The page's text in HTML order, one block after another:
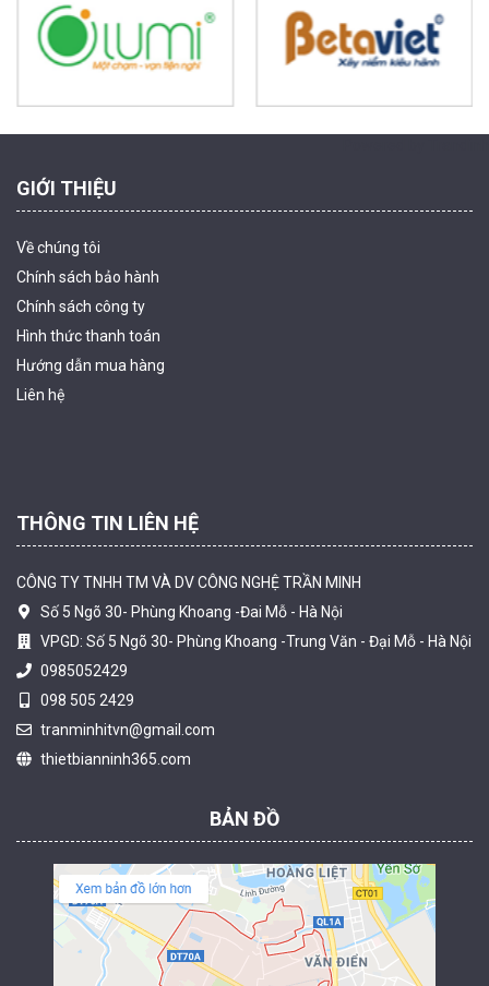
1.939.000 đ 1.080.000 đ
2.060.000 đ
Camera tích hợp đầu báo nhiệt 2MP Hikfire HF-VH 221
1.679.000 đ
GIỚI THIỆU
Về chúng tôi
Chính sách bảo hành
Chính sách công ty
Hình thức thanh toán
Hướng dẫn mua hàng
Liên hệ
THÔNG TIN LIÊN HỆ
CÔNG TY TNHH TM VÀ DV CÔNG NGHỆ TRẦN MINH
Số 5 Ngõ 30- Phùng Khoang -Đai Mỗ - Hà Nội
VPGD: Số 5 Ngõ 30- Phùng Khoang -Trung Văn - Đại Mỗ - Hà Nội
0985052429
098 505 2429
tranminhitvn@gmail.com
thietbianninh365.com
BẢN ĐỒ